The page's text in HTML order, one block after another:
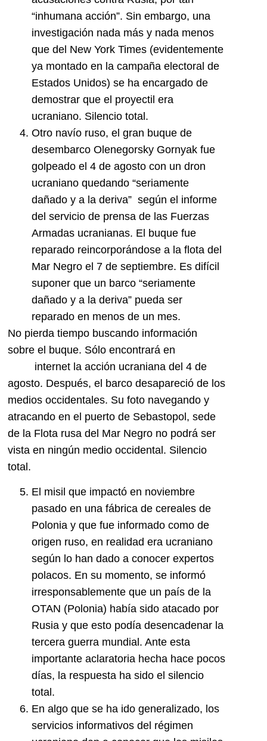
“inhumana acción”. Sin embargo, una
investigación nada más y nada menos
que del New York Times (evidentemente
ya montado en la campaña electoral de
Estados Unidos) se ha encargado de
demostrar que el proyectil era
ucraniano. Silencio total.
Otro navío ruso, el gran buque de
desembarco Olenegorsky Gornyak fue
golpeado el 4 de agosto con un dron
ucraniano quedando “seriamente
dañado y a la deriva” según el informe
del servicio de prensa de las Fuerzas
Armadas ucranianas. El buque fue
reparado reincorporándose a la flota del
Mar Negro el 7 de septiembre. Es difícil
suponer que un barco “seriamente
dañado y a la deriva” pueda ser
reparado en menos de un mes.
No pierda tiempo buscando información
sobre el buque. Sólo encontrará en
internet la acción ucraniana del 4 de
agosto. Después, el barco desapareció de los
medios occidentales. Su foto navegando y
atracando en el puerto de Sebastopol, sede
de la Flota rusa del Mar Negro no podrá ser
vista en ningún medio occidental. Silencio
total.
El misil que impactó en noviembre
pasado en una fábrica de cereales de
Polonia y que fue informado como de
origen ruso, en realidad era ucraniano
según lo han dado a conocer expertos
polacos. En su momento, se informó
irresponsablemente que un país de la
OTAN (Polonia) había sido atacado por
Rusia y que esto podía desencadenar la
tercera guerra mundial. Ante esta
importante aclaratoria hecha hace pocos
días, la respuesta ha sido el silencio
total.
En algo que se ha ido generalizado, los
servicios informativos del régimen